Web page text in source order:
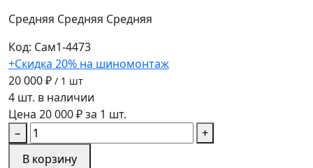
Средняя Средняя Средняя
Код: Сам1-4473
+Скидка 20% на шиномонтаж
20 000 ₽ / 1 шт
4 шт. в наличии
Цена 20 000 ₽ за 1 шт.
−
+
В корзину